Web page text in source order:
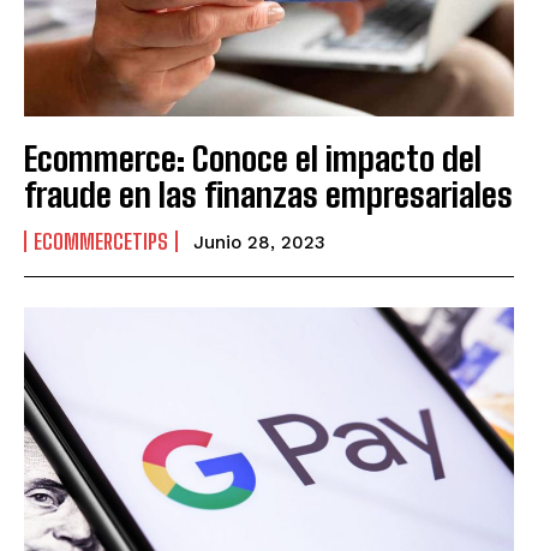
Ecommerce: Conoce el impacto del
fraude en las finanzas empresariales
ECOMMERCETIPS Junio 28, 2023